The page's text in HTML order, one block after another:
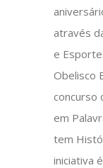
através
e
Obelisco
concurso
em
tem
iniciativa